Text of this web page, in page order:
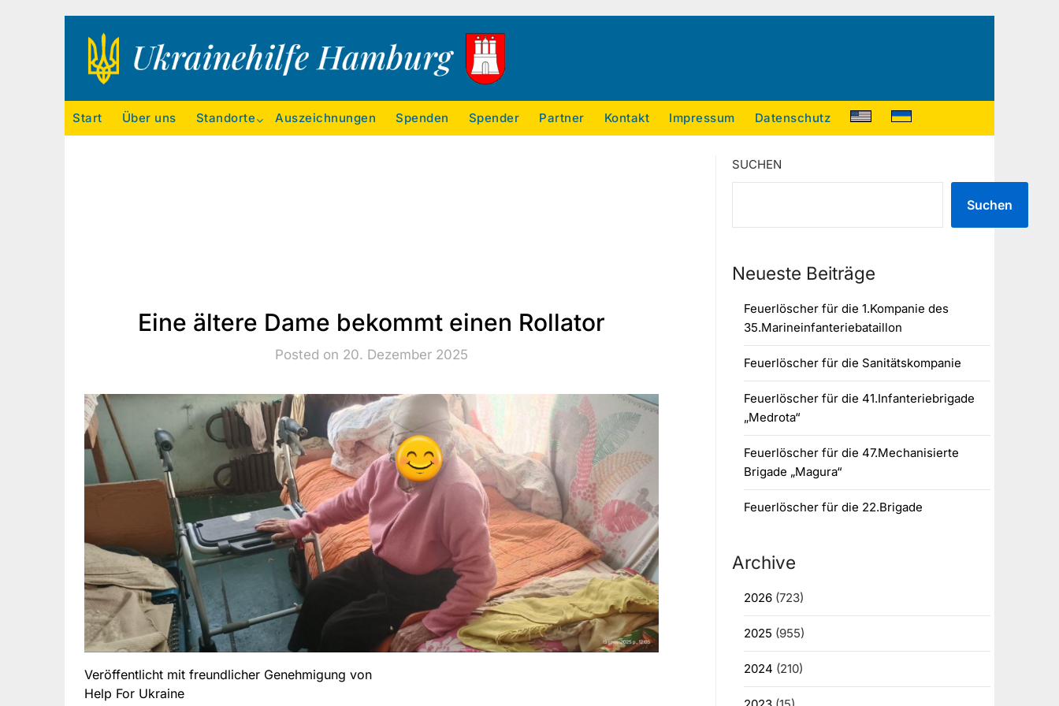
Ukrainehilfe Hamburg
Start Über uns Standorte Auszeichnungen Spenden Spender Partner Kontakt Impressum Datenschutz
Eine ältere Dame bekommt einen Rollator
Posted on 20. Dezember 2025
Veröffentlicht mit freundlicher Genehmigung von
Help For Ukraine
SUCHEN
Suchen
Neueste Beiträge
Feuerlöscher für die 1.Kompanie des
35.Marineinfanteriebataillon
Feuerlöscher für die Sanitätskompanie
Feuerlöscher für die 41.Infanteriebrigade
„Medrota“
Feuerlöscher für die 47.Mechanisierte
Brigade „Magura“
Feuerlöscher für die 22.Brigade
Archive
2026(723)
2025 (955)
2024 (210)